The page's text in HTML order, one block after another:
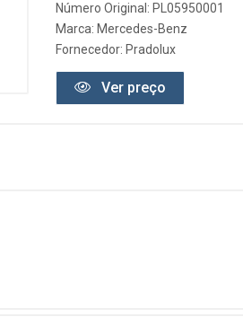
Número Original: PL05950001
Marca: Mercedes-Benz
Fornecedor: Pradolux
Ver preço